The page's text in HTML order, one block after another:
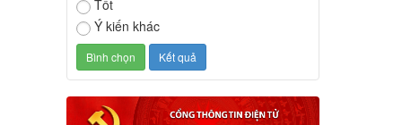
Tốt
Ý kiến khác